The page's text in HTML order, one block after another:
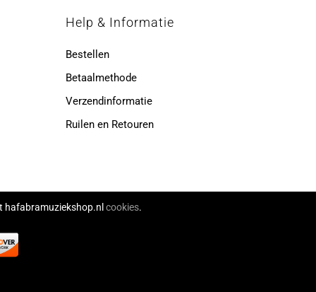
Help & Informatie
Bestellen
Betaalmethode
Verzendinformatie
Ruilen en Retouren
hafabramuziekshop.nlcookies.